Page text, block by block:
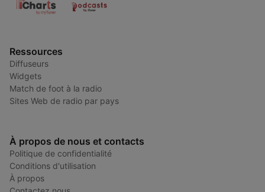
Ressources
Diffuseurs
Widgets
Match de foot à la radio
Sites Web de radio par pays
À propos de nous et contacts
Politique de confidentialité
Conditions d'utilisation
À propos